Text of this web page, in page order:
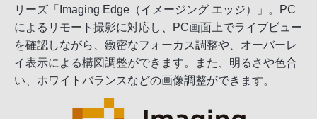
リーズ「Imaging Edge（イメージング エッジ）」。PC
によるリモート撮影に対応し、PC画面上でライブビュー
を確認しながら、緻密なフォーカス調整や、オーバーレ
イ表示による構図調整ができます。また、明るさや色合
い、ホワイトバランスなどの画像調整ができます。